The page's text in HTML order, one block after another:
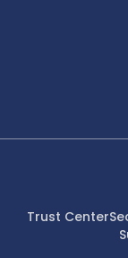
Svenska
Français
Trust Center